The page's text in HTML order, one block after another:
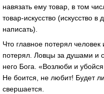
навязать ему товар, в том
товар-искусство (искусство
написать).
Что главное потерял человек
потерял. Ловцы за душами и
него Бога. «Возлюби и
Не боится, не любит! Будет
свершается.